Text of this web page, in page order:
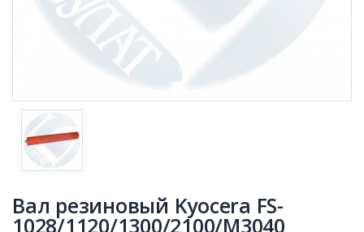
Вал резиновый Kyocera FS-
1028/1120/1300/2100/M3040